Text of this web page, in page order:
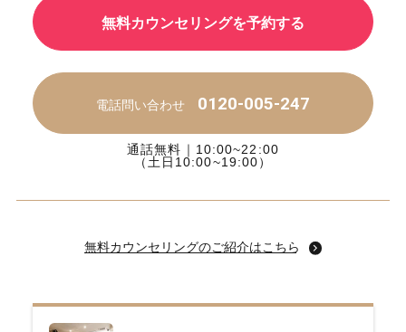
無料カウンセリングを予約する
電話問い合わせ 0120-005-247
通話無料｜10:00~22:00
（土日10:00~19:00）
無料カウンセリングのご紹介はこちら